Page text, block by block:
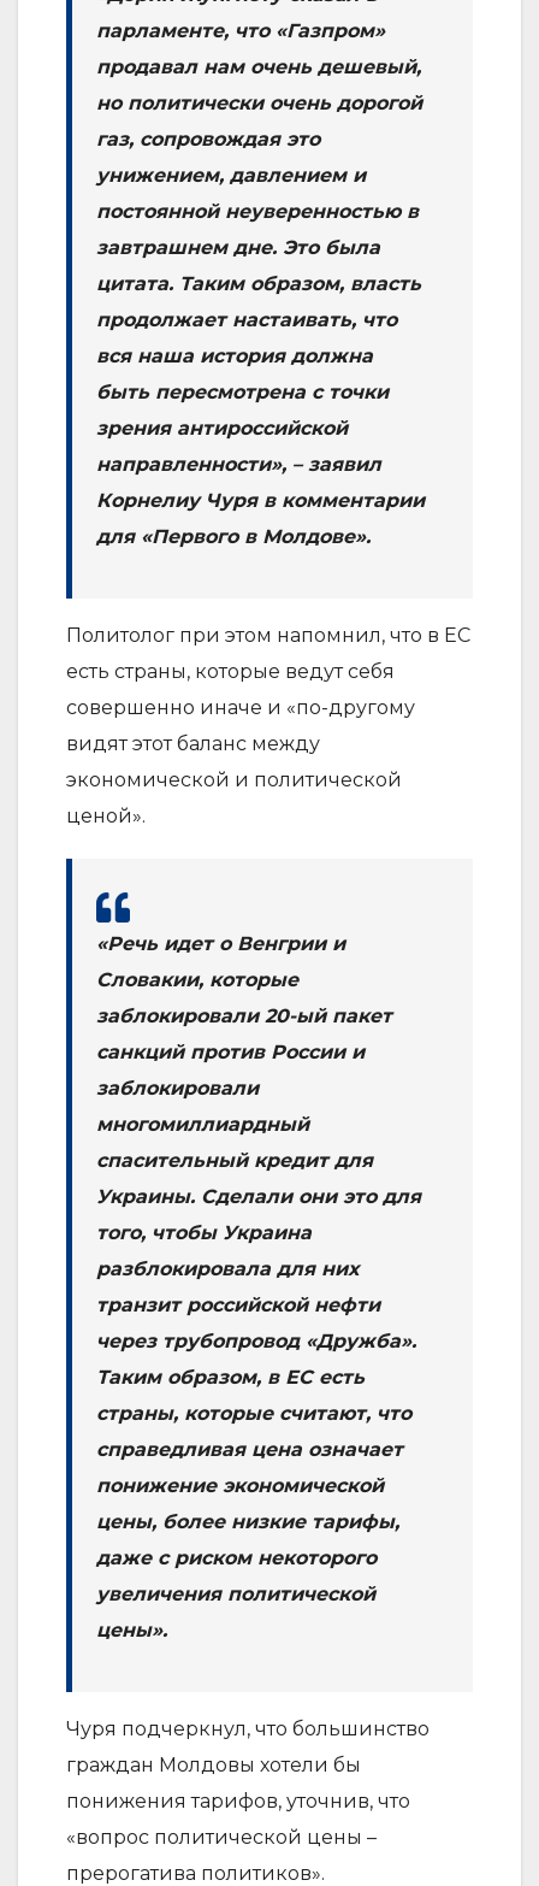
парламенте, что «Газпром»
продавал нам очень дешевый,
но политически очень дорогой
газ, сопровождая это
унижением, давлением и
постоянной неуверенностью в
завтрашнем дне. Это была
цитата. Таким образом, власть
продолжает настаивать, что
вся наша история должна
быть пересмотрена с точки
зрения антироссийской
направленности», – заявил
Корнелиу Чуря в комментарии
для «Первого в Молдове».
Политолог при этом напомнил, что в ЕС
есть страны, которые ведут себя
совершенно иначе и «по-другому
видят этот баланс между
экономической и политической
ценой».
«Речь идет о Венгрии и
Словакии, которые
заблокировали 20-ый пакет
санкций против России и
заблокировали
многомиллиардный
спасительный кредит для
Украины. Сделали они это для
того, чтобы Украина
разблокировала для них
транзит российской нефти
через трубопровод «Дружба».
Таким образом, в ЕС есть
страны, которые считают, что
справедливая цена означает
понижение экономической
цены, более низкие тарифы,
даже с риском некоторого
увеличения политической
цены».
Чуря подчеркнул, что большинство
граждан Молдовы хотели бы
понижения тарифов, уточнив, что
«вопрос политической цены –
прерогатива политиков».